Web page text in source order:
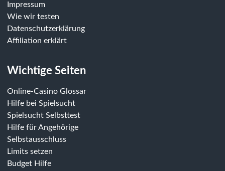
Impressum
Wie wir testen
Datenschutzerklärung
Affiliation erklärt
Wichtige Seiten
Online-Casino Glossar
Hilfe bei Spielsucht
Spielsucht Selbsttest
Hilfe für Angehörige
Selbstausschluss
Limits setzen
Budget Hilfe